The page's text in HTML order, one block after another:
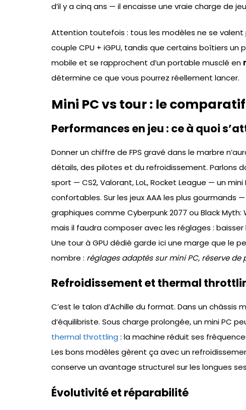
d’il y a cinq ans — il encaisse une vraie charge de
Attention toutefois : tous les modèles ne se valent
couple CPU + iGPU, tandis que certains boîtiers
mobile et se rapprochent d’un portable musclé en
détermine ce que vous pourrez réellement lancer.
Mini PC vs tour : le
Performances en jeu : ce à quoi
Donner un chiffre de FPS gravé dans le marbre
détails, des pilotes et du refroidissement. Parlons
sport — CS2, Valorant, LoL, Rocket League — un
confortables. Sur les jeux AAA les plus gourmands
graphiques comme Cyberpunk 2077 ou Black
mais il faudra composer avec les réglages :
Une tour à GPU dédié garde ici une marge que le
nombre : réglages adaptés sur mini PC, réserve de
Refroidissement et thermal
C’est le talon d’Achille du format. Dans un châssis
d’équilibriste. Sous charge prolongée, un mini PC
thermal throttling : la machine réduit ses
Les bons modèles gèrent ça avec un
conserve un avantage structurel sur les longues
Évolutivité et réparabilité